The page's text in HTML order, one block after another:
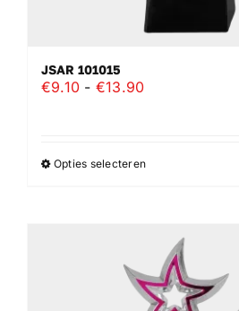
JSAR 101015
€9.10 - €13.90Prijsklasse:
€13.90
Opties selecterenDit
meerdere
variaties.
Deze